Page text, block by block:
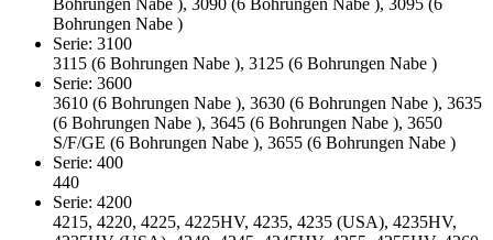
Bohrungen Nabe )
Serie: 3100
3115 (6 Bohrungen Nabe ), 3125 (6 Bohrungen Nabe )
Serie: 3600
3610 (6 Bohrungen Nabe ), 3630 (6 Bohrungen Nabe ), 3635
(6 Bohrungen Nabe ), 3645 (6 Bohrungen Nabe ), 3650
S/F/GE (6 Bohrungen Nabe ), 3655 (6 Bohrungen Nabe )
Serie: 400
440
Serie: 4200
4215, 4220, 4225, 4225HV, 4235, 4235 (USA), 4235HV,